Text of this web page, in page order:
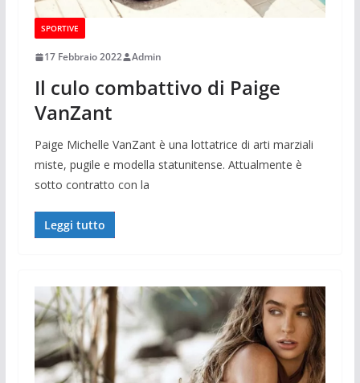
SPORTIVE
17 Febbraio 2022 Admin
Il culo combattivo di Paige
VanZant
Paige Michelle VanZant è una lottatrice di arti marziali
miste, pugile e modella statunitense. Attualmente è
sotto contratto con la
Leggi tutto